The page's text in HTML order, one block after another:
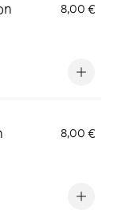
8,00 €
8,00 €